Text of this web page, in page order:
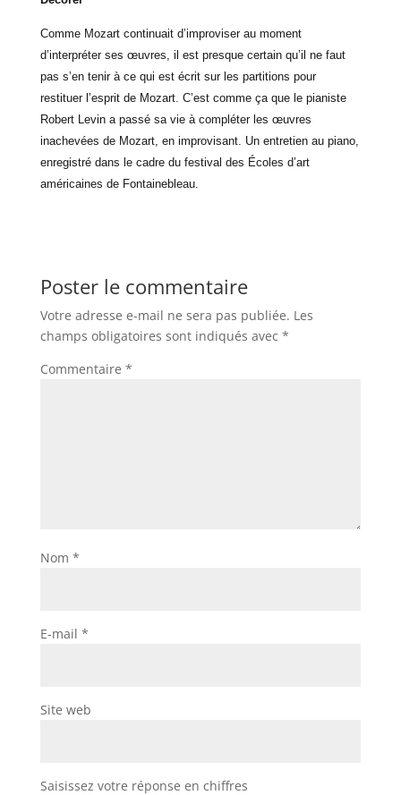
Comme Mozart continuait d’improviser au moment
d’interpréter ses œuvres, il est presque certain qu’il ne faut
pas s’en tenir à ce qui est écrit sur les partitions pour
restituer l’esprit de Mozart. C’est comme ça que le pianiste
Robert Levin a passé sa vie à compléter les œuvres
inachevées de Mozart, en improvisant. Un entretien au piano,
enregistré dans le cadre du festival des Écoles d’art
américaines de Fontainebleau.
Poster le commentaire
Votre adresse e-mail ne sera pas publiée. Les
champs obligatoires sont indiqués avec *
Commentaire *
Nom *
E-mail *
Site web
Saisissez votre réponse en chiffres